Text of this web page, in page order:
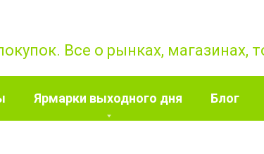
Все о рынках, магазинах,
Ярмарки выходного дня Блог